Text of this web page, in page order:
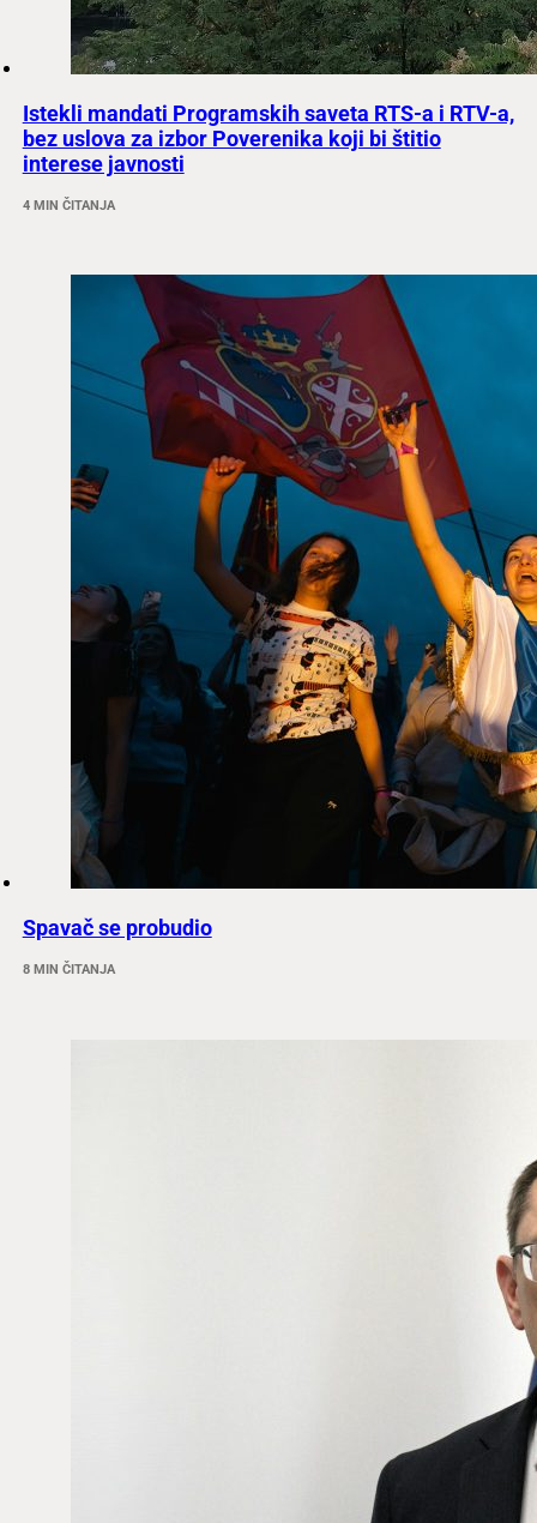
Istekli mandati Programskih saveta RTS-a i RTV-a,
bez uslova za izbor Poverenika koji bi štitio
interese javnosti
4 MIN ČITANJA
Spavač se probudio
8 MIN ČITANJA